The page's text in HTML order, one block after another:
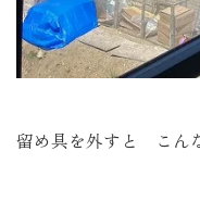
留め具を外すと こん